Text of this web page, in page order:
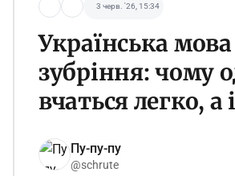
3 черв. '26, 15:34
Українська мова
зубріння: чому
вчаться легко, а
Пу-пу-пу
@schrute